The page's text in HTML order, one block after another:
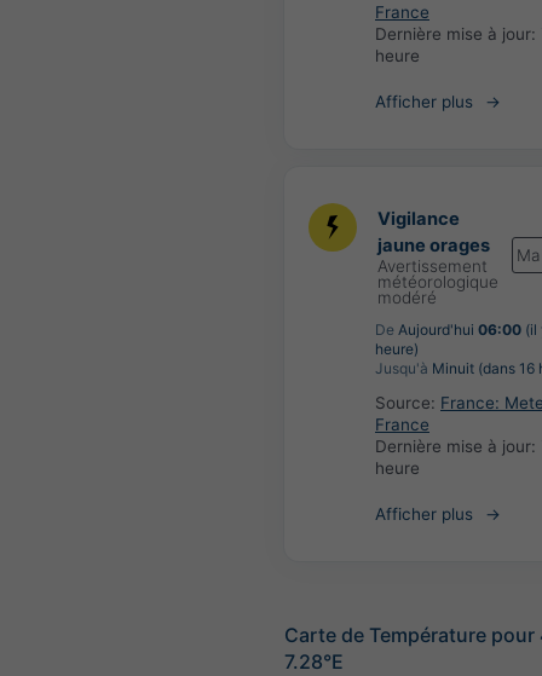
France
Dernière mise à jour:
heure
Afficher plus
Vigilance
jaune orages
Avertissement
météorologique
modéré
De Aujourd'hui 06:00 (il
heure)
Jusqu'à Minuit (dans 16
Source: France:
France
Dernière mise à jour:
heure
Afficher plus
Carte de Température pour
7.28°E